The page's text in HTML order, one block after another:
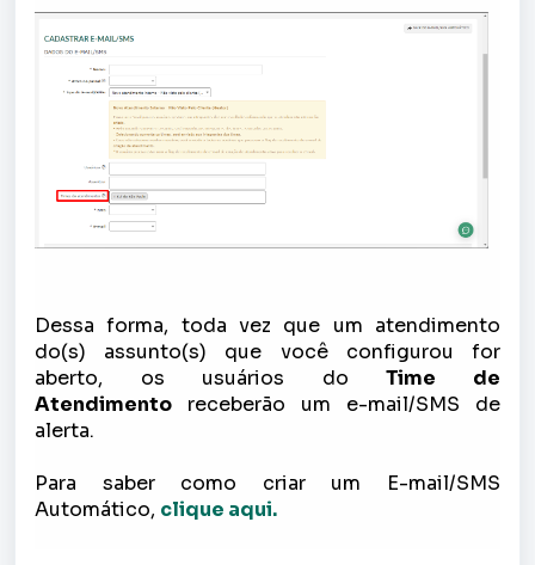
Dessa forma, toda vez que um atendimento
do(s) assunto(s) que você configurou for
aberto, os usuários doTime de
Atendimento receberão um e-mail/SMS de
alerta.
Para saber como criar um E-mail/SMS
Automático, clique aqui.